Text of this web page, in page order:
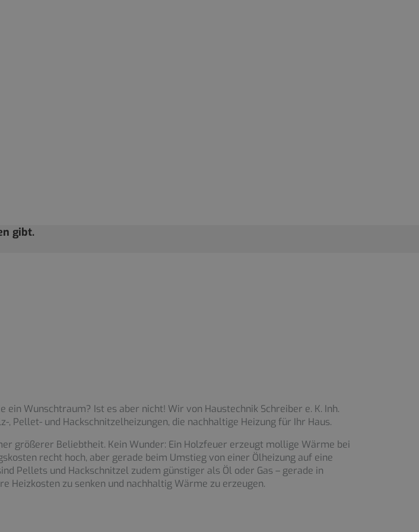
gibt.
Wunschtraum? Ist es aber nicht! Wir von Haustechnik Schreiber e. K. Inh.
Pellet- und Hackschnitzelheizungen, die nachhaltige Heizung für Ihr Haus.
größerer Beliebtheit. Kein Wunder: Ein Holzfeuer erzeugt mollige Wärme bei
recht hoch, aber gerade beim Umstieg von einer Ölheizung auf eine
Pellets und Hackschnitzel zudem günstiger als Öl oder Gas – gerade in
Heizkosten zu senken und nachhaltig Wärme zu erzeugen.